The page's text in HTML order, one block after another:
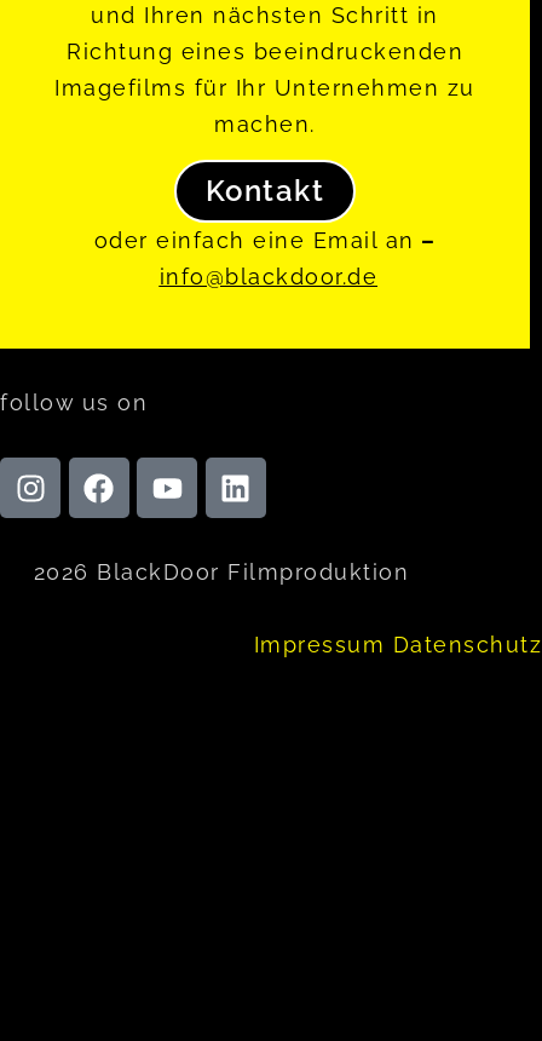
und Ihren nächsten Schritt in
Richtung eines beeindruckenden
Imagefilms für Ihr Unternehmen zu
machen.
Kontakt
oder einfach eine Email an –
info@blackdoor.de
follow us on
2026 BlackDoor Filmproduktion
Impressum Datenschutz